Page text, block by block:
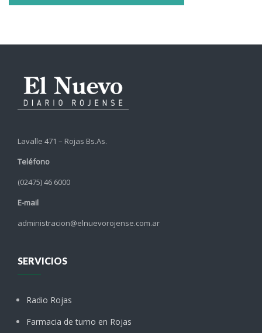
Lavalle 471 – Rojas Bs.As.
Teléfono
(02475) 46 6000
E-mail
administracion@elnuevorojense.com.ar
SERVICIOS
Radio Rojas
Farmacia de turno en Rojas